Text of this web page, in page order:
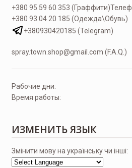
+380 95 59 60 353 (Граффити)
+380 93 04 20 185 (Одежда\Обувь)
+380930420185 (Telegram)
spray.town.shop@gmail.com (F.A.Q.)
Рабочие дни:
Время работы:
ИЗМЕНИТЬ ЯЗЫК
Змінити мову на українську чи інші: